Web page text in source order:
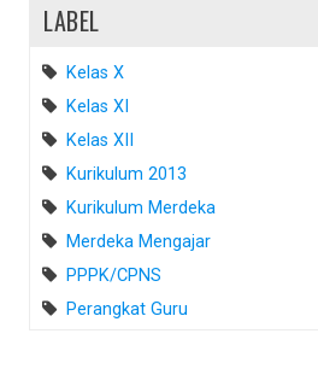
LABEL
Kelas X
Kelas XI
Kelas XII
Kurikulum 2013
Kurikulum Merdeka
Merdeka Mengajar
PPPK/CPNS
Perangkat Guru